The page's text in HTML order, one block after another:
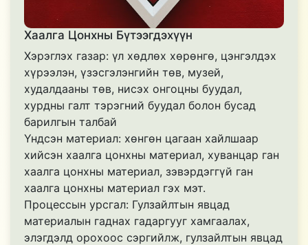
Хаалга Цонхны Бүтээгдэхүүн
Хэрэглэх газар: үл хөдлөх хөрөнгө, цэнгэлдэх
хүрээлэн, үзэсгэлэнгийн төв, музей,
худалдааны төв, нисэх онгоцны буудал,
хурдны галт тэрэгний буудал болон бусад
барилгын талбай
Үндсэн материал: хөнгөн цагаан хайлшаар
хийсэн хаалга цонхны материал, хуванцар ган
хаалга цонхны материал, зэвэрдэггүй ган
хаалга цонхны материал гэх мэт.
Процессын урсгал: Гулзайлтын явцад
материалын гаднах гадаргууг хамгаалах,
элэгдэлд орохоос сэргийлж, гулзайлтын явцад